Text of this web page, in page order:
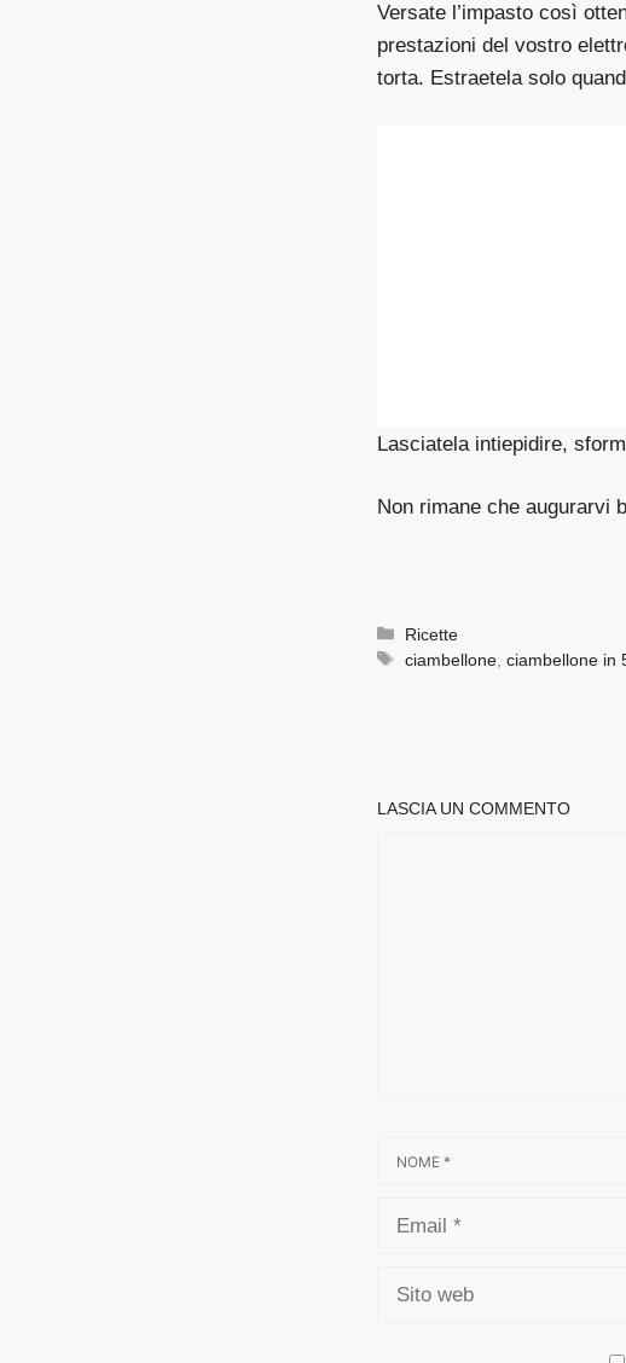
Versate l’impasto così
prestazioni del vostro
torta. Estraetela solo
Lasciatela intiepidire,
Non rimane che augurarvi
Categorie
Ricette
Tag
ciambellone ,ciambellone in
LASCIA UN COMMENTO
WEB